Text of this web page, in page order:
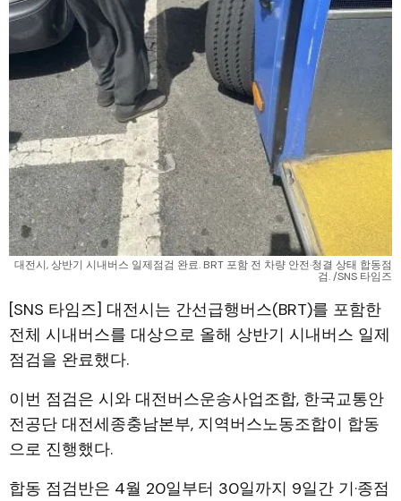
대전시, 상반기 시내버스 일제점검 완료. BRT 포함 전 차량 안전·청결 상태 합동점
검. /SNS 타임즈
[SNS 타임즈] 대전시는 간선급행버스(BRT)를 포함한
전체 시내버스를 대상으로 올해 상반기 시내버스 일제
점검을 완료했다.
이번 점검은 시와 대전버스운송사업조합, 한국교통안
전공단 대전세종충남본부, 지역버스노동조합이 합동
으로 진행했다.
합동 점검반은 4월 20일부터 30일까지 9일간 기·종점